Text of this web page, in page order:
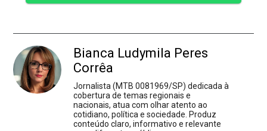
Bianca Ludymila Peres
Corrêa
Jornalista (MTB 0081969/SP) dedicada à
cobertura de temas regionais e
nacionais, atua com olhar atento ao
cotidiano, política e sociedade. Produz
conteúdo claro, informativo e relevante